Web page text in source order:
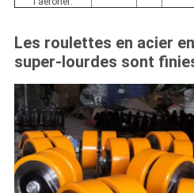
Les roulettes en acier
super-lourdes sont